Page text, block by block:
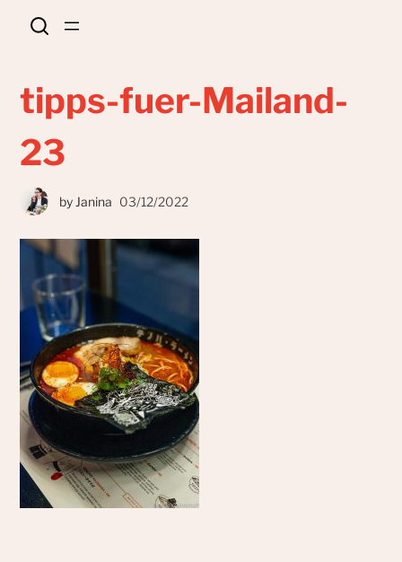
tipps-fuer-Mailand-
23
by Janina 03/12/2022